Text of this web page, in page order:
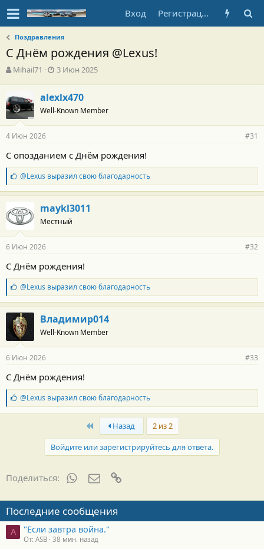
Вход Регистрация
Поздравления
С Днём рождения @Lexus!
А
о
р
т
е
м
ы
Mihail71
Д
а
н
а
л
3 Июн 2025
alexlx470
Well-Known Member
4 Июн 2026 #31
С опозданием с Днём рождения!
Б
л
а
о
д
а
н
с
т
и
:
@Lexus выразил свою благодарность
maykl3011
Местный
6 Июн 2026 #32
С Днём рождения!
Б
л
а
г
о
д
а
н
с
т
и
:
@Lexus выразил свою благодарность
Владимир014
Well-Known Member
6 Июн 2026 #33
С Днём рождения!
Б
л
а
о
т
и
:
@Lexus выразил свою благодарность
First Назад
2 из 2
Войдите или зарегистрируйтесь для ответа.
Поделиться: WhatsAppЭлектронная почта
Последние сообщения
A "Если завтра война."
От: ASB 38 мин. назад